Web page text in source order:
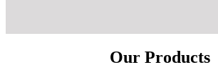
Our Products